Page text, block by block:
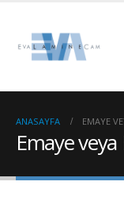
ANASAYFA EMAYE
Emaye veya